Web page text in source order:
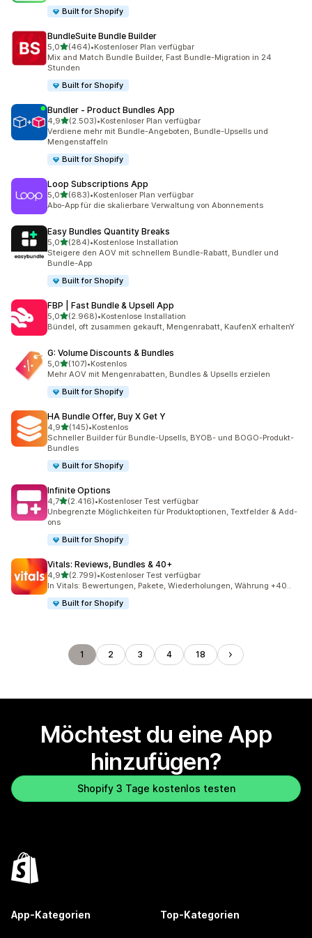
Built for Shopify
BundleSuite Bundle Builder
5,0von 5 Sternen
(464)
464 Rezensionen insgesamt
•Kostenloser Plan verfügbar
Mix and Match Bundle Builder, Fast Bundle-Migration in 24
Stunden
Built for Shopify
Bundler ‑ Product Bundles App
4,9von 5 Sternen
(2.503)
2503 Rezensionen insgesamt
•Kostenloser Plan verfügbar
Verdiene mehr mit Bundle-Angeboten, Bundle-Upsells und
Mengenstaffeln
Built for Shopify
Loop Subscriptions App
5,0von 5 Sternen
(683)
683 Rezensionen insgesamt
•Kostenloser Plan verfügbar
Abo-App für die skalierbare Verwaltung von Abonnements
Easy Bundles Quantity Breaks
5,0von 5 Sternen
(284)
284 Rezensionen insgesamt
•Kostenlose Installation
Steigere den AOV mit schnellem Bundle-Rabatt, Bundler und
Bundle-App
Built for Shopify
FBP | Fast Bundle & Upsell App
5,0von 5 Sternen
(2.968)
2968 Rezensionen insgesamt
•Kostenlose Installation
Bündel, oft zusammen gekauft, Mengenrabatt, KaufenX erhaltenY
G: Volume Discounts & Bundles
5,0von 5 Sternen
(107)
107 Rezensionen insgesamt
•Kostenlos
Mehr AOV mit Mengenrabatten, Bundles & Upsells erzielen
Built for Shopify
HA Bundle Offer, Buy X Get Y
4,9von 5 Sternen
(145)
145 Rezensionen insgesamt
•Kostenlos
Schneller Builder für Bundle-Upsells, BYOB- und BOGO-Produkt-
Bundles
Built for Shopify
Infinite Options
4,7von 5 Sternen
(2.416)
2416 Rezensionen insgesamt
•Kostenloser Test verfügbar
Unbegrenzte Möglichkeiten für Produktoptionen, Textfelder & Add-
ons
Built for Shopify
Vitals: Reviews, Bundles & 40+
4,9von 5 Sternen
(2.799)
2799 Rezensionen insgesamt
•Kostenloser Test verfügbar
In Vitals: Bewertungen, Pakete, Wiederholungen, Währung +40..
Built for Shopify
1 2 3 4 18
Möchtest du eine App
hinzufügen?
Shopify 3 Tage kostenlos testen
App-Kategorien Top-Kategorien